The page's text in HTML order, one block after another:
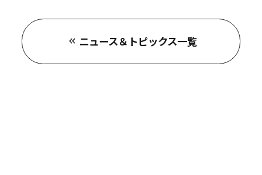
ニュース＆トピックス一覧